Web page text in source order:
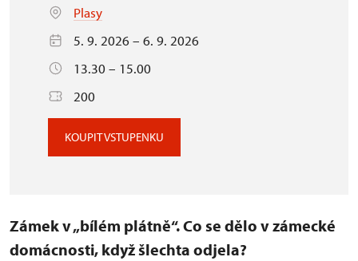
Plasy
5. 9. 2026 – 6. 9. 2026
13.30 – 15.00
200
KOUPIT VSTUPENKU
Zámek v „bílém plátně“.Co se dělo v zámecké
domácnosti, když šlechta odjela?